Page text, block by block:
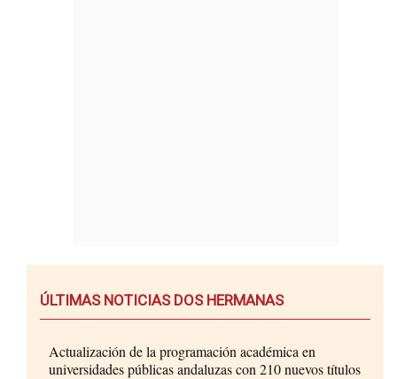
ÚLTIMAS NOTICIAS DOS HERMANAS
Actualización de la programación académica en
universidades públicas andaluzas con 210 nuevos títulos